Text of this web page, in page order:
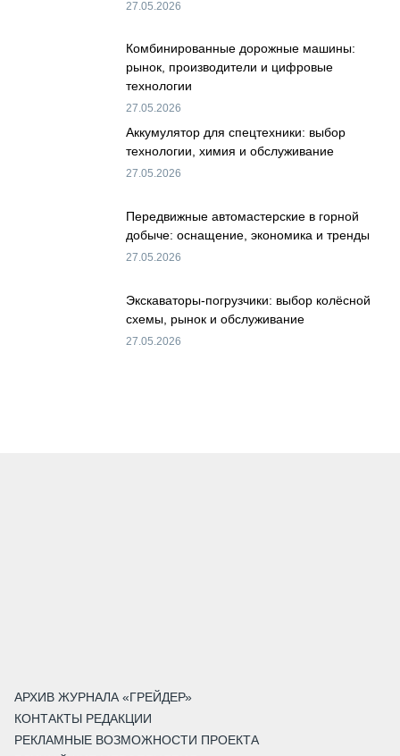
27.05.2026
Комбинированные дорожные машины:
рынок, производители и цифровые
технологии
27.05.2026
Аккумулятор для спецтехники: выбор
технологии, химия и обслуживание
27.05.2026
Передвижные автомастерские в горной
добыче: оснащение, экономика и тренды
27.05.2026
Экскаваторы-погрузчики: выбор колёсной
схемы, рынок и обслуживание
27.05.2026
АРХИВ ЖУРНАЛА «ГРЕЙДЕР»
КОНТАКТЫ РЕДАКЦИИ
РЕКЛАМНЫЕ ВОЗМОЖНОСТИ ПРОЕКТА